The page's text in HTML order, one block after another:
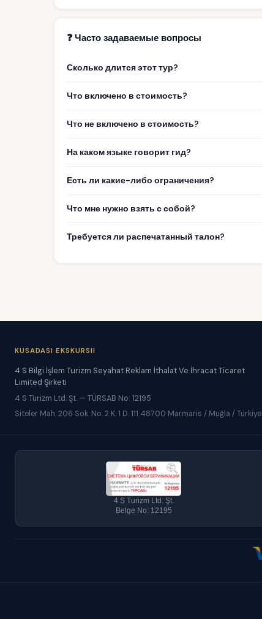
❓ Часто задаваемые вопросы
Сколько длится этот тур?
Что включено в стоимость?
Что не включено в стоимость?
На каком языке говорит гид?
Есть ли какие-либо ограничения?
Что мне нужно взять с собой?
Требуется ли распечатанный талон?
KUSADASI EKSKURSII
4 S Bilgi İşlem Turizm Seyahat Reklam İthalat Ve İhracat Ticaret
Limited Şirketi
4 S Turizm Ltd. Şt. — TÜRSAB No: 12195
Siteler Mah. 206 Sok. No. 2 K. 1 D. 111 48700 Marmaris / Muğla / Türkiye
4 S Turizm Ltd. Şt.
Belge No: 12195